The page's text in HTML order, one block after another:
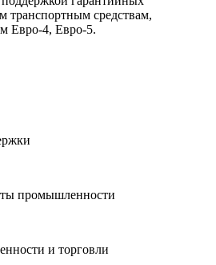
транспортным средствам,
Евро-4, Евро-5.
промышленности
и торговли